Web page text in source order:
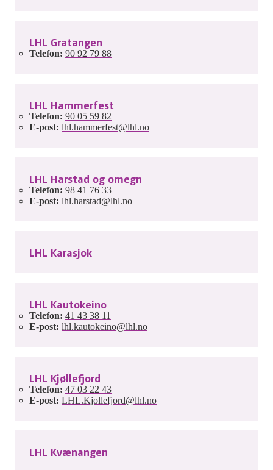
LHL Gratangen
Telefon: 90 92 79 88
LHL Hammerfest
Telefon: 90 05 59 82
E-post: lhl.hammerfest@lhl.no
LHL Harstad og omegn
Telefon: 98 41 76 33
E-post: lhl.harstad@lhl.no
LHL Karasjok
LHL Kautokeino
Telefon: 41 43 38 11
E-post: lhl.kautokeino@lhl.no
LHL Kjøllefjord
Telefon: 47 03 22 43
E-post: LHL.Kjollefjord@lhl.no
LHL Kvænangen